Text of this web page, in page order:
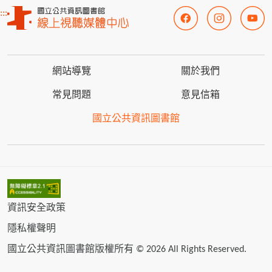
:::
網站導覽 關於我們
常見問題 意見信箱
國立公共資訊圖書館
資訊安全政策
隱私權聲明
國立公共資訊圖書館版權所有 © 2026 All Rights Reserved.